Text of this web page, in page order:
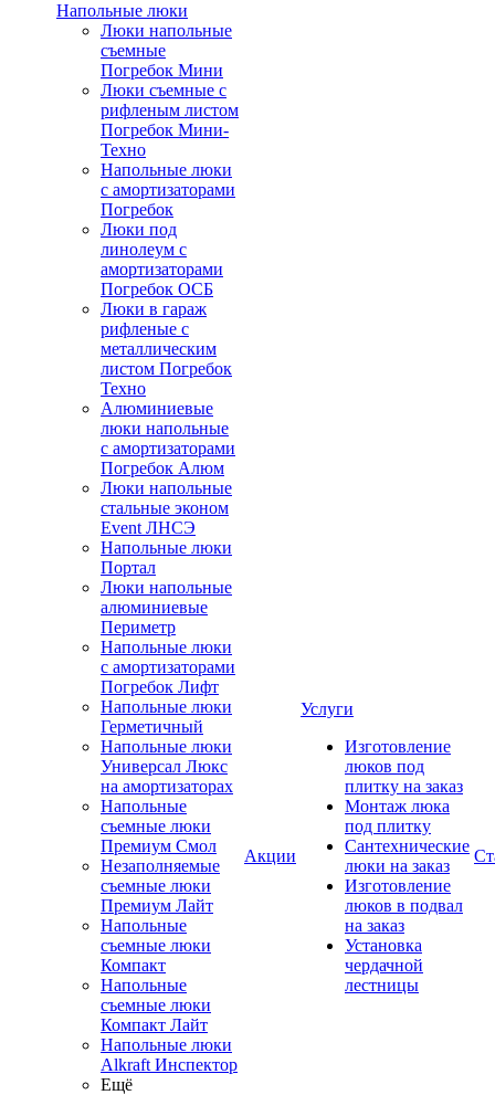
Напольные люки
Люки напольные
съемные
Погребок Мини
Люки съемные с
рифленым листом
Погребок Мини-
Техно
Напольные люки
с амортизаторами
Погребок
Люки под
линолеум с
амортизаторами
Погребок ОСБ
Люки в гараж
рифленые с
металлическим
листом Погребок
Техно
Алюминиевые
люки напольные
с амортизаторами
Погребок Алюм
Люки напольные
стальные эконом
Event ЛНСЭ
Напольные люки
Портал
Люки напольные
алюминиевые
Периметр
Напольные люки
с амортизаторами
Погребок Лифт
Напольные люки
Герметичный
Напольные люки
Универсал Люкс
на амортизаторах
Напольные
съемные люки
Премиум Смол
Незаполняемые
съемные люки
Премиум Лайт
Напольные
съемные люки
Компакт
Напольные
съемные люки
Компакт Лайт
Напольные люки
Alkraft Инспектор
Ещё
Акции
Услуги
Изготовление
люков под
плитку на заказ
Монтаж люка
под плитку
Сантехнические
люки на заказ
Изготовление
люков в подвал
на заказ
Установка
чердачной
лестницы